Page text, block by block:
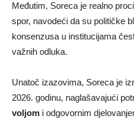
Međutim, Soreca je realno
spor, navodeći da su političke
konsenzusa u institucijama
važnih odluka.
Unatoč izazovima, Soreca je
2026. godinu, naglašavajući
voljom i odgovornim